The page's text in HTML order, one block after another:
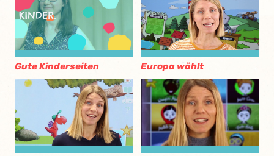
Gute Kinderseiten Europa wählt